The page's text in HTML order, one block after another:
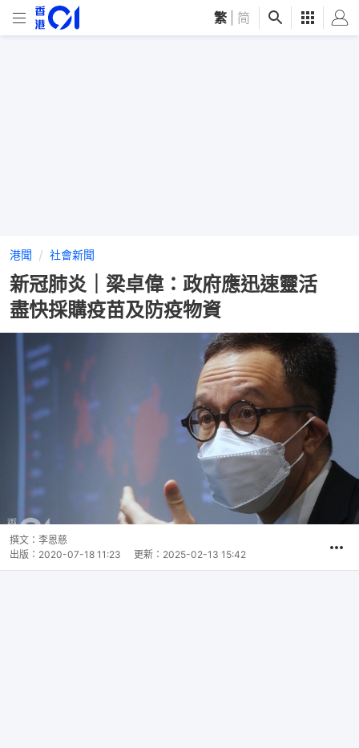
繁 简
港聞 社會新聞
新冠肺炎｜梁卓偉：政府應迅速靈活
盡快採購疫苗及防疫物資
撰文： 李恩慈
出版： 2020-07-18 11:23 更新： 2025-02-13 15:42